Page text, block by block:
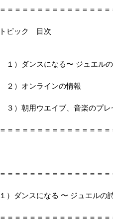
＝＝＝＝＝＝＝＝＝＝＝＝＝＝＝
トピック　目次
１）ダンスになる〜 ジュエル
２）オンラインの情報
３）朝用ウエイブ、音楽のプレ
＝＝＝＝＝＝＝＝＝＝＝＝＝
＝＝＝＝＝＝＝＝＝＝＝＝＝＝
１）ダンスになる 〜 ジュエルの
＝＝＝＝＝＝＝＝＝＝＝＝＝＝＝